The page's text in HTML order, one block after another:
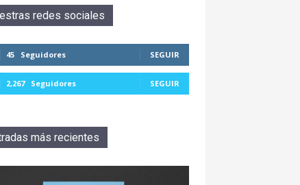
redes sociales
45 Seguidores SEGUIR
2,267 Seguidores SEGUIR
más recientes